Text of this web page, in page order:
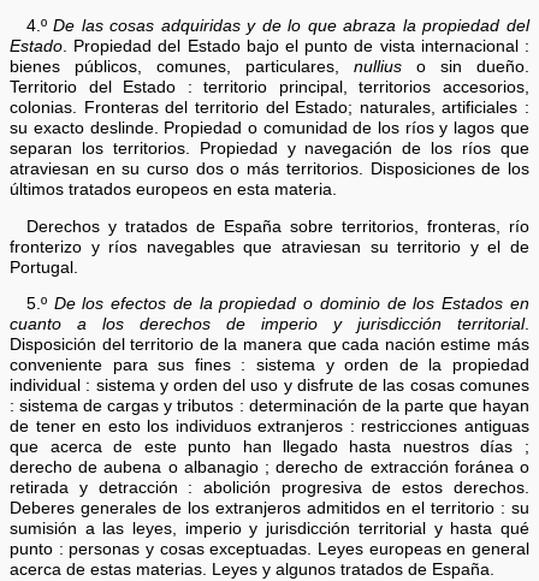
4.ºDe las cosas adquiridas y de lo que abraza la propiedad del
Estado. Propiedad del Estado bajo el punto de vista internacional :
bienes públicos, comunes, particulares, nulliuso sin dueño.
Territorio del Estado : territorio principal, territorios accesorios,
colonias. Fronteras del territorio del Estado; naturales, artificiales :
su exacto deslinde. Propiedad o comunidad de los ríos y lagos que
separan los territorios. Propiedad y navegación de los ríos que
atraviesan en su curso dos o más territorios. Disposiciones de los
últimos tratados europeos en esta materia.
Derechos y tratados de España sobre territorios, fronteras, río
fronterizo y ríos navegables que atraviesan su territorio y el de
Portugal.
5.º De los efectos de la propiedad o dominio de los Estados en
cuanto a los derechos de imperio y jurisdicción territorial.
Disposición del territorio de la manera que cada nación estime más
conveniente para sus fines : sistema y orden de la propiedad
individual : sistema y orden del uso y disfrute de las cosas comunes
: sistema de cargas y tributos : determinación de la parte que hayan
de tener en esto los individuos extranjeros : restricciones antiguas
que acerca de este punto han llegado hasta nuestros días ;
derecho de aubena o albanagio ; derecho de extracción foránea o
retirada y detracción : abolición progresiva de estos derechos.
Deberes generales de los extranjeros admitidos en el territorio : su
sumisión a las leyes, imperio y jurisdicción territorial y hasta qué
punto : personas y cosas exceptuadas. Leyes europeas en general
acerca de estas materias. Leyes y algunos tratados de España.